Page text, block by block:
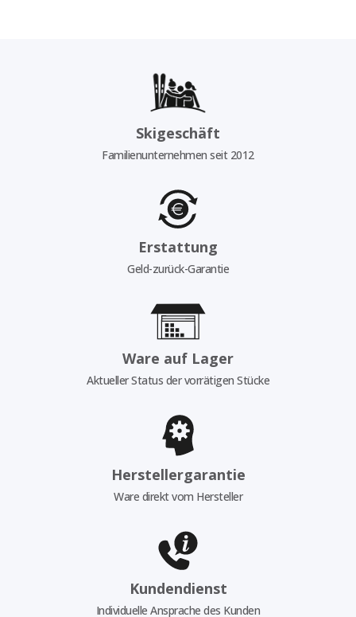
Skigeschäft
Familienunternehmen seit 2012
Erstattung
Geld-zurück-Garantie
Ware auf Lager
Aktueller Status der vorrätigen Stücke
Herstellergarantie
Ware direkt vom Hersteller
Kundendienst
Individuelle Ansprache des Kunden